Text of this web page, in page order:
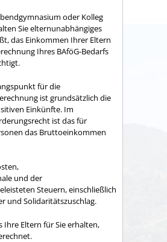
oder Kolleg
Sie elternunabhängiges
das Einkommen Ihrer Eltern
Ihres BAföG-Bedarfs
für die
ist grundsätzlich die
Einkünfte. Im
ist das für
das Bruttoeinkommen
und der
Steuern, einschließlich
und Solidaritätszuschlag.
Ihre Eltern für Sie erhalten,